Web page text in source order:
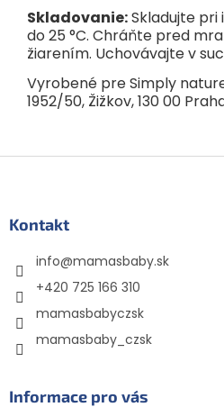
Skladovanie:Skladujte
do 25 °C. Chráňte pred
žiarením. Uchovávajte v
Vyrobené pre Simply
1952/50, Žižkov, 130 00
Kontakt
info@mamasbaby.sk
+420 725 166 310
mamasbabyczsk
mamasbaby_czsk
Informace pro vás